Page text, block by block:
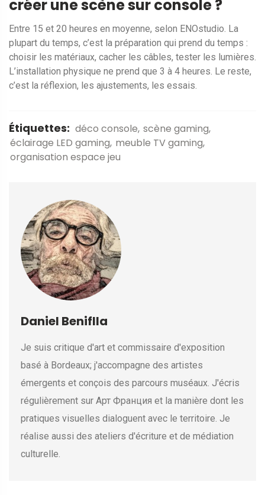
créer une scène sur console ?
Entre 15 et 20 heures en moyenne, selon ENOstudio. La
plupart du temps, c’est la préparation qui prend du temps :
choisir les matériaux, cacher les câbles, tester les lumières.
L’installation physique ne prend que 3 à 4 heures. Le reste,
c’est la réflexion, les ajustements, les essais.
Étiquettes: déco console scène gaming
éclairage LED gaming meuble TV gaming
organisation espace jeu
Daniel Beniflla
Je suis critique d'art et commissaire d'exposition
basé à Bordeaux; j'accompagne des artistes
émergents et conçois des parcours muséaux. J'écris
régulièrement sur Арт Франция et la manière dont les
pratiques visuelles dialoguent avec le territoire. Je
réalise aussi des ateliers d'écriture et de médiation
culturelle.